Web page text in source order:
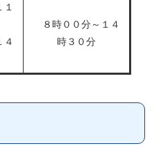
４
８時００分～１４
時３０分